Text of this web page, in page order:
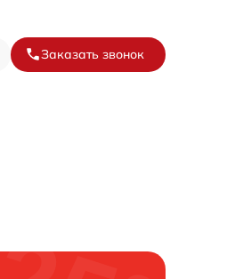
Заказать звонок